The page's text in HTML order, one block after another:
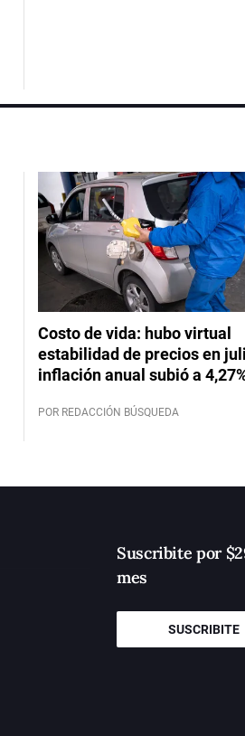
Costo de vida: hubo virtual
estabilidad de precios en
inflación anual subió a
POR REDACCIÓN BÚSQUEDA
Suscribite por
mes
SUSCRIBITE